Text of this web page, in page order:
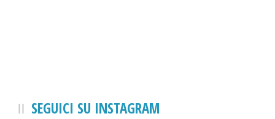
SEGUICI SU INSTAGRAM